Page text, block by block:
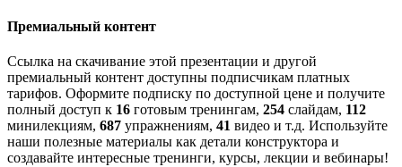
Премиальный контент
Ссылка на скачивание этой презентации и другой
премиальный контент доступны подписчикам платных
тарифов. Оформите подписку по доступной цене и получите
полный доступ к 16 готовым тренингам, 254 слайдам, 112
минилекциям, 687 упражнениям, 41 видео и т.д. Используйте
наши полезные материалы как детали конструктора и
создавайте интересные тренинги, курсы, лекции и вебинары!